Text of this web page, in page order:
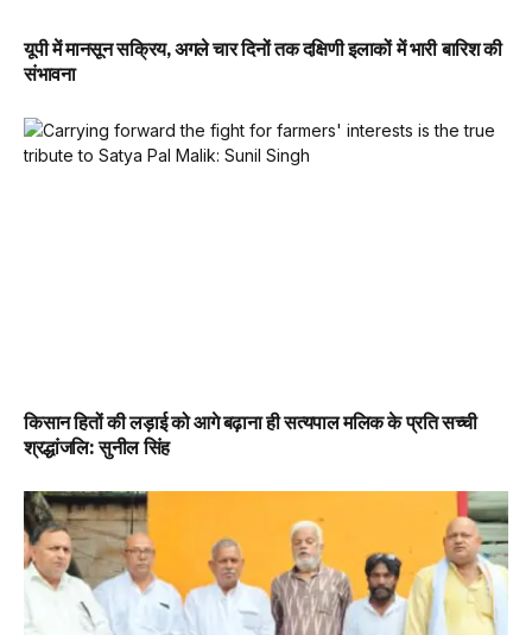
यूपी में मानसून सक्रिय, अगले चार दिनों तक दक्षिणी इलाकों में भारी बारिश की
संभावना
किसान हितों की लड़ाई को आगे बढ़ाना ही सत्यपाल मलिक के प्रति सच्ची
श्रद्धांजलि: सुनील सिंह